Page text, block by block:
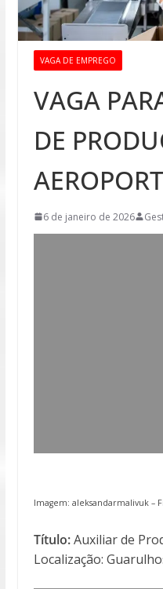
VAGA DE EMPREGO
VAGA
DE
6 de janeiro de 2026
Imagem: aleksandarmalivuk –
Título:Auxiliar de
Localização: